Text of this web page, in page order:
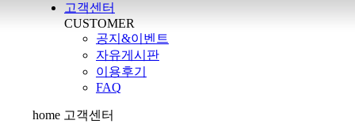
고객센터
CUSTOMER
공지&이벤트
자유게시판
이용후기
FAQ
home 고객센터